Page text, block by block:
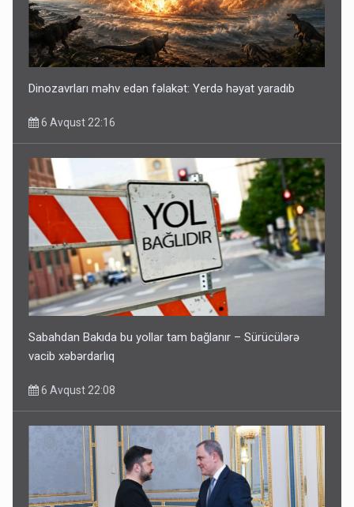
Dinozavrları məhv edən fəlakət: Yerdə həyat yaradıb
6 Avqust 22:16
Sabahdan Bakıda bu yollar tam bağlanır – Sürücülərə
vacib xəbərdarlıq
6 Avqust 22:08